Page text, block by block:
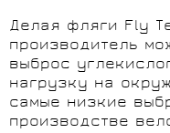
Делая фляги Fly
производитель
выброс
нагрузку на
самые низкие
производстве